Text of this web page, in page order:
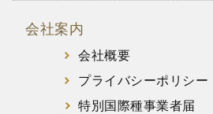
会社案内
会社概要
プライバシーポリシー
特別国際種事業者届